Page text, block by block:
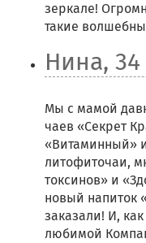
зеркале!
такие
Нина, 34
Мы с мамой
чаев «Секрет
«Витаминный»
литофиточаи,
токсинов» и
новый напиток
заказали! И,
любимой